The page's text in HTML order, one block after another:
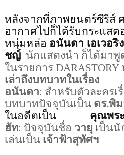
หลังจากที่ภาพยนตร์ซีรีส์
อากาศไปก็ได้รับกระแส
หนุ่มหล่อ อนันดา เอเวอริ
ชญ์ นักแสดงนำ ก็ได้มาพู
ในรายการ DARASTORY
เล่าถึงบทบาทในเรื่อง
อนันดา: สำหรับตัวละครเ
บทบาทปัจจุบันเป็น ดร.พิ
ในอดีตเป็น
คุณพร
ฮัท: ปัจจุบันชื่อ วายุ เป็น
เล่นเป็น เจ้าฟ้าสุทัศฯ